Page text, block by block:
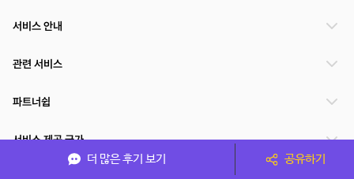
더 많은 후기 보기 공유하기
서비스 안내
관련 서비스
파트너쉽
서비스 제공 국가